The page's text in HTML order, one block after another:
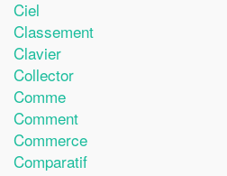
Ciel
Classement
Clavier
Collector
Comme
Comment
Commerce
Comparatif